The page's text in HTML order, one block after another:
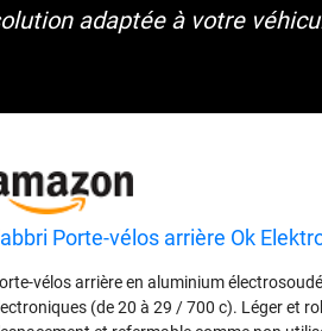
adaptée à votre
Porte-vélos arrière Ok
vélos arrière en aluminium
(de 20 à 29 / 700 c). Léger et